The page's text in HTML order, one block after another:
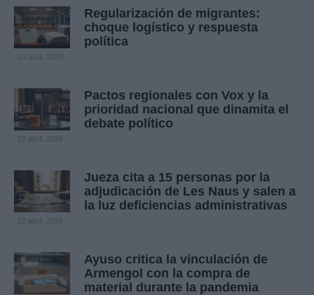
Regularización de migrantes:
choque logístico y respuesta
política
23 abril, 2026
Pactos regionales con Vox y la
prioridad nacional que dinamita el
debate político
22 abril, 2026
Jueza cita a 15 personas por la
adjudicación de Les Naus y salen a
la luz deficiencias administrativas
22 abril, 2026
Ayuso critica la vinculación de
Armengol con la compra de
material durante la pandemia